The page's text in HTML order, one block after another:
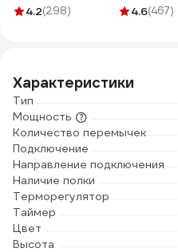
DE19722026
4.2(298)
11-70
4.6(467)
Характеристики
Тип
Мощность
Количество перемычек
Подключение
Направление подключения
Наличие полки
Терморегулятор
Таймер
Цвет
Высота